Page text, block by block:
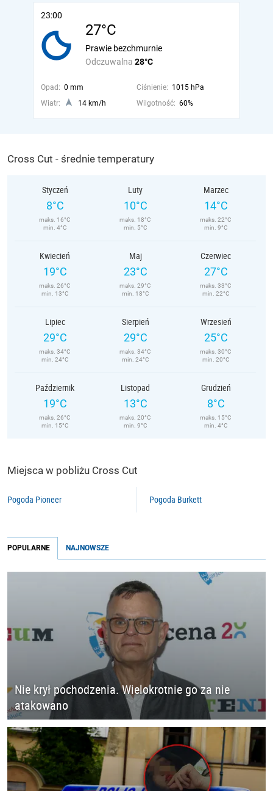
23:00
27°C
Odczuwalna 28°C
Prawie bezchmurnie
Opad: 0 mm Ciśnienie: 1015 hPa
Wiatr:
14 km/h Wilgotność: 60%
Cross Cut - średnie temperatury
Styczeń
8°C
maks. 16°C
min. 4°C
Luty
10°C
maks. 18°C
min. 5°C
Marzec
14°C
maks. 22°C
min. 9°C
Kwiecień
19°C
maks. 26°C
min. 13°C
Maj
23°C
maks. 29°C
min. 18°C
Czerwiec
27°C
maks. 33°C
min. 22°C
Lipiec
29°C
maks. 34°C
min. 24°C
Sierpień
29°C
maks. 34°C
min. 24°C
Wrzesień
25°C
maks. 30°C
min. 20°C
Październik
19°C
maks. 26°C
min. 15°C
Listopad
13°C
maks. 20°C
min. 9°C
Grudzień
8°C
maks. 15°C
min. 4°C
Miejsca w pobliżu Cross Cut
Pogoda Pioneer Pogoda Burkett
POPULARNE NAJNOWSZE
Nie krył pochodzenia. Wielokrotnie go za nie
atakowano